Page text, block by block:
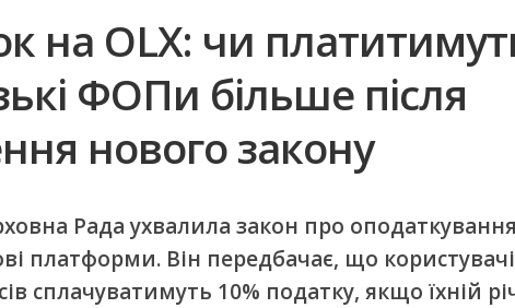
на OLX: чи
ФОПи більше після
нового закону
Рада ухвалила закон про
платформи. Він передбачає, що користувачі
сплачуватимуть 10% податку, якщо їхній